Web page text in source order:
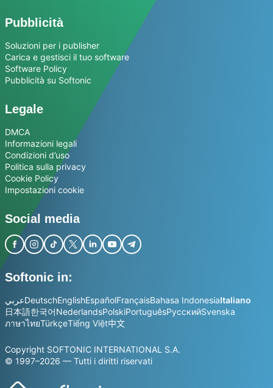
Pubblicità
Soluzioni per i publisher
Carica e gestisci il tuo software
Software Policy
Pubblicità su Softonic
Legale
DMCA
Informazioni legali
Condizioni d’uso
Politica sulla privacy
Cookie Policy
Impostazioni cookie
Social media
Softonic in:
عربيDeutschEnglishEspañolFrançaisBahasa IndonesiaItaliano
日本語한국어NederlandsPolskiPortuguêsРусскийSvenska
ภาษาไทยTürkçeTiếng Việt中文
Copyright SOFTONIC INTERNATIONAL S.A.
© 1997–2026 — Tutti i diritti riservati